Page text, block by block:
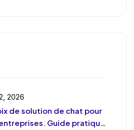
2026
de solution de chat pour
Guide pratique